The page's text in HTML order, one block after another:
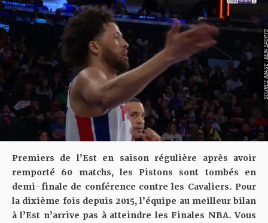
SOURCE
Premiers de l’Est en saison régulière après avoir
remporté 60 matchs, les Pistons sont tombés en
demi-finale de conférence contre les Cavaliers. Pour
la dixième fois depuis 2015, l’équipe au meilleur bilan
à l’Est n’arrive pas à atteindre les Finales NBA. Vous